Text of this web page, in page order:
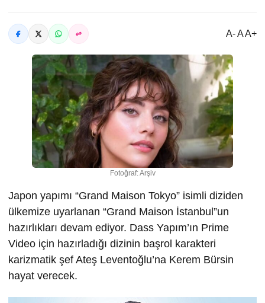
A- A A+
Fotoğraf: Arşiv
Japon yapımı “Grand Maison Tokyo” isimli diziden
ülkemize uyarlanan “Grand Maison İstanbul”un
hazırlıkları devam ediyor. Dass Yapım’ın Prime
Video için hazırladığı dizinin başrol karakteri
karizmatik şef Ateş Leventoğlu’na Kerem Bürsin
hayat verecek.